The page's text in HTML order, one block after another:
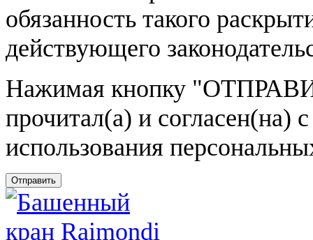
обязанность такого
действующего
Нажимая кнопку
прочитал(а) и согласен(на)
использования
Отправить